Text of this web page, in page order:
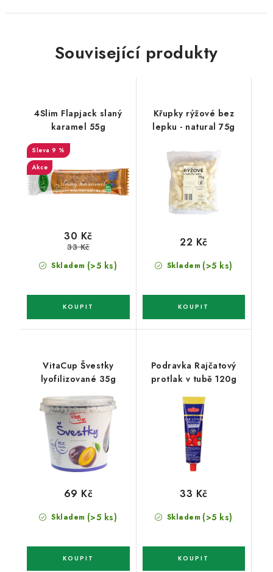
Související produkty
4Slim Flapjack slaný
karamel 55g
9 %
Akce
Skladem (>5 ks)
30 Kč
33 Kč
Křupky rýžové bez
lepku - natural 75g
Skladem (>5 ks)
22 Kč
VitaCup Švestky
lyofilizované 35g
Skladem (>5 ks)
69 Kč
Podravka Rajčatový
protlak v tubě 120g
Skladem (>5 ks)
33 Kč